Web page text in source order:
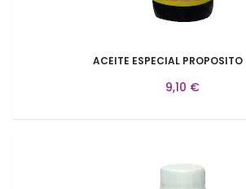
ACEITE ESPECIAL
9,10 €